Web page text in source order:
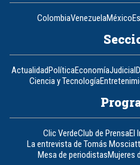
ColombiaVenezuelaMéxico
ActualidadPolíticaEconomíaJudicial
Ciencia y Tecnología
Clic VerdeClub de PrensaEl
La entrevista de Tomás
Mesa de periodistasMujeres